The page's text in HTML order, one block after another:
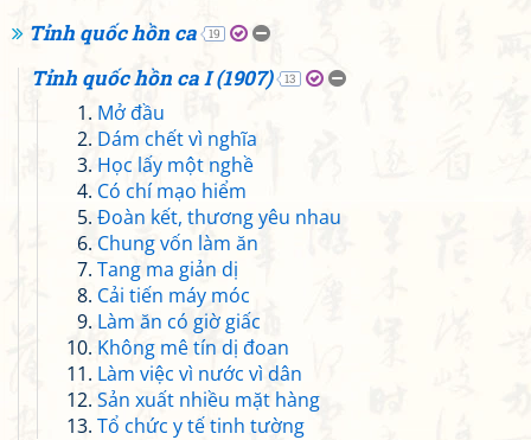
Tỉnh quốc hồn ca 19
Tỉnh quốc hồn ca I (1907) 13
Mở đầu
Dám chết vì nghĩa
Học lấy một nghề
Có chí mạo hiểm
Đoàn kết, thương yêu nhau
Chung vốn làm ăn
Tang ma giản dị
Cải tiến máy móc
Làm ăn có giờ giấc
Không mê tín dị đoan
Làm việc vì nước vì dân
Sản xuất nhiều mặt hàng
Tổ chức y tế tinh tường